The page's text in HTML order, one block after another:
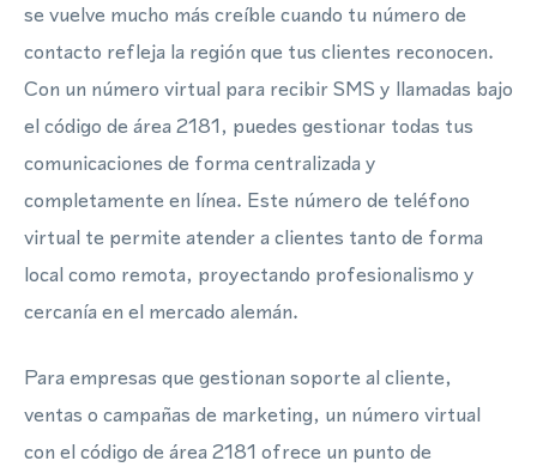
se vuelve mucho más creíble cuando tu número de
contacto refleja la región que tus clientes reconocen.
Con un número virtual para recibir SMS y llamadas bajo
el código de área 2181, puedes gestionar todas tus
comunicaciones de forma centralizada y
completamente en línea. Este número de teléfono
virtual te permite atender a clientes tanto de forma
local como remota, proyectando profesionalismo y
cercanía en el mercado alemán.
Para empresas que gestionan soporte al cliente,
ventas o campañas de marketing, un número virtual
con el código de área 2181 ofrece un punto de